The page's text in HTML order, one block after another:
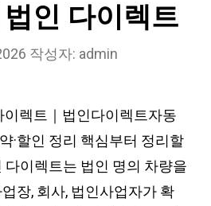
인 다이렉트
작성자: admin
이렉트｜법인다이렉트자동
·할인 정리 핵심부터 정리할
다이렉트는 법인 명의 차량을
장, 회사, 법인사업자가 확